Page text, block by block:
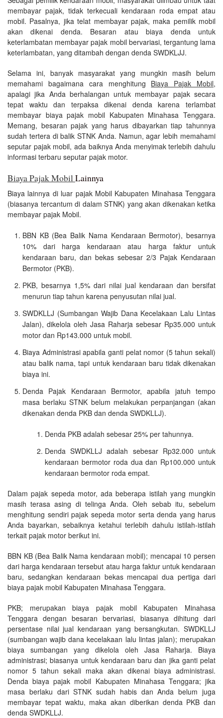
membayar pajak, tidak terkecuali kendaraan roda empat atau
mobil. Pasalnya, jika telat membayar pajak, maka pemilik mobil
akan dikenai denda. Besaran atau biaya denda untuk
keterlambatan membayar pajak mobil bervariasi, tergantung lama
keterlambatan, yang ditambah dengan denda SWDKLJJ.
Selama ini, banyak masyarakat yang mungkin masih belum
memahami bagaimana cara menghitung Biaya Pajak Mobil,
apalagi jika Anda berhalangan untuk membayar pajak secara
tepat waktu dan terpaksa dikenai denda karena terlambat
membayar biaya pajak mobil Kabupaten Minahasa Tenggara.
Memang, besaran pajak yang harus dibayarkan tiap tahunnya
sudah tertera di balik STNK Anda. Namun, agar lebih memahami
seputar pajak mobil, ada baiknya Anda menyimak terlebih dahulu
informasi terbaru seputar pajak motor.
Biaya Pajak MobilLainnya
Biaya lainnya di luar pajak Mobil Kabupaten Minahasa Tenggara
(biasanya tercantum di dalam STNK) yang akan dikenakan ketika
membayar pajak Mobil.
BBN KB (Bea Balik Nama Kendaraan Bermotor), besarnya
10% dari harga kendaraan atau harga faktur untuk
kendaraan baru, dan bekas sebesar 2/3 Pajak Kendaraan
Bermotor (PKB).
PKB, besarnya 1,5% dari nilai jual kendaraan dan bersifat
menurun tiap tahun karena penyusutan nilai jual.
SWDKLLJ (Sumbangan Wajib Dana Kecelakaan Lalu Lintas
Jalan), dikelola oleh Jasa Raharja sebesar Rp35.000 untuk
motor dan Rp143.000 untuk mobil.
Biaya Administrasi apabila ganti pelat nomor (5 tahun sekali)
atau balik nama, tapi untuk kendaraan baru tidak dikenakan
biaya ini.
Denda Pajak Kendaraan Bermotor, apabila jatuh tempo
masa berlaku STNK belum melakukan perpanjangan (akan
dikenakan denda PKB dan denda SWDKLLJ).
Denda PKB adalah sebesar 25% per tahunnya.
Denda SWDKLLJ adalah sebesar Rp32.000 untuk
kendaraan bermotor roda dua dan Rp100.000 untuk
kendaraan bermotor roda empat.
Dalam pajak sepeda motor, ada beberapa istilah yang mungkin
masih terasa asing di telinga Anda. Oleh sebab itu, sebelum
menghitung sendiri pajak sepeda motor serta denda yang harus
Anda bayarkan, sebaiknya ketahui terlebih dahulu istilah-istilah
terkait pajak motor berikut ini.
BBN KB (Bea Balik Nama kendaraan mobil); mencapai 10 persen
dari harga kendaraan tersebut atau harga faktur untuk kendaraan
baru, sedangkan kendaraan bekas mencapai dua pertiga dari
biaya pajak mobil Kabupaten Minahasa Tenggara.
PKB; merupakan biaya pajak mobil Kabupaten Minahasa
Tenggara dengan besaran bervariasi, biasanya dihitung dari
persentase nilai jual kendaraan yang bersangkutan. SWDKLLJ
(sumbangan wajib dana kecelakaan lalu lintas jalan); merupakan
biaya sumbangan yang dikelola oleh Jasa Raharja. Biaya
administrasi; biasanya untuk kendaraan baru dan jika ganti pelat
nomor 5 tahun sekali maka akan dikenai biaya administrasi.
Denda biaya pajak mobil Kabupaten Minahasa Tenggara; jika
masa berlaku dari STNK sudah habis dan Anda belum juga
membayar tepat waktu, maka akan diberikan denda PKB dan
denda SWDKLLJ.